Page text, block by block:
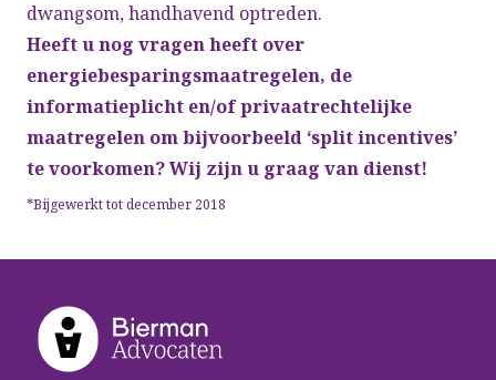
dwangsom, handhavend optreden.
Heeft u nog vragen heeft over
energiebesparingsmaatregelen, de
informatieplicht en/of privaatrechtelijke
maatregelen om bijvoorbeeld ‘split incentives’
te voorkomen? Wij zijn u graag van dienst!
*Bijgewerkt tot december 2018